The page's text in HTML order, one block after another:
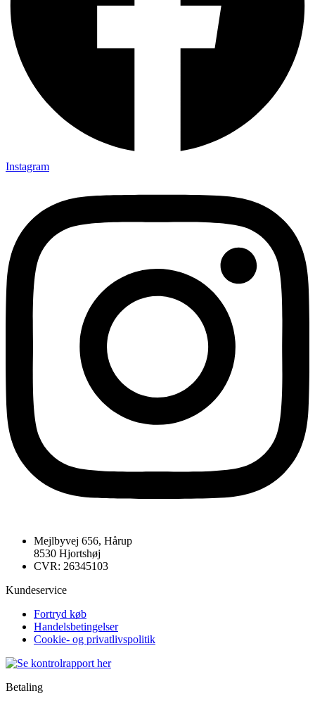
Instagram
Mejlbyvej 656, Hårup
8530 Hjortshøj
CVR: 26345103
Kundeservice
Fortryd køb
Handelsbetingelser
Cookie- og privatlivspolitik
Betaling